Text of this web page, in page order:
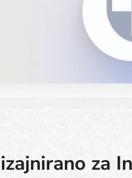
za